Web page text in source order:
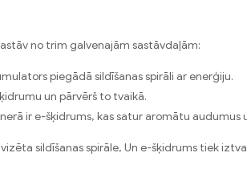
no trim galvenajām sastāvdaļām:
piegādā sildīšanas spirāli ar enerģiju.
un pārvērš to tvaikā.
ir e-šķidrums, kas satur aromātu audumus
sildīšanas spirāle, Un e-šķidrums tiek